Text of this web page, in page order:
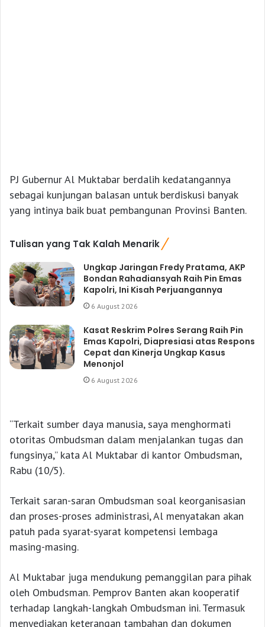
PJ Gubernur Al Muktabar berdalih kedatangannya
sebagai kunjungan balasan untuk berdiskusi banyak
yang intinya baik buat pembangunan Provinsi Banten.
Tulisan yang Tak Kalah Menarik
Ungkap Jaringan Fredy Pratama, AKP
Bondan Rahadiansyah Raih Pin Emas
Kapolri, Ini Kisah Perjuangannya
6 August 2026
Kasat Reskrim Polres Serang Raih Pin
Emas Kapolri, Diapresiasi atas Respons
Cepat dan Kinerja Ungkap Kasus
Menonjol
6 August 2026
“Terkait sumber daya manusia, saya menghormati
otoritas Ombudsman dalam menjalankan tugas dan
fungsinya,” kata Al Muktabar di kantor Ombudsman,
Rabu (10/5).
Terkait saran-saran Ombudsman soal keorganisasian
dan proses-proses administrasi, Al menyatakan akan
patuh pada syarat-syarat kompetensi lembaga
masing-masing.
Al Muktabar juga mendukung pemanggilan para pihak
oleh Ombudsman. Pemprov Banten akan kooperatif
terhadap langkah-langkah Ombudsman ini. Termasuk
menyediakan keterangan tambahan dan dokumen